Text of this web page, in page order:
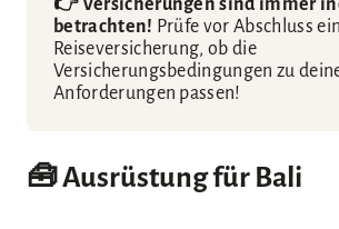
👉 Versicherungen sind immer
betrachten! Prüfe vor Abschluss
Reiseversicherung, ob die
Versicherungsbedingungen zu
Anforderungen passen!
🧰 Ausrüstung für Bali